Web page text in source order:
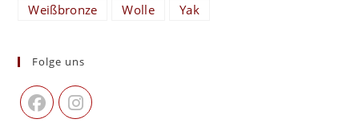
Weißbronze
Wolle Yak
Folge uns